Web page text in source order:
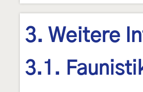
3. Weitere
3.1.